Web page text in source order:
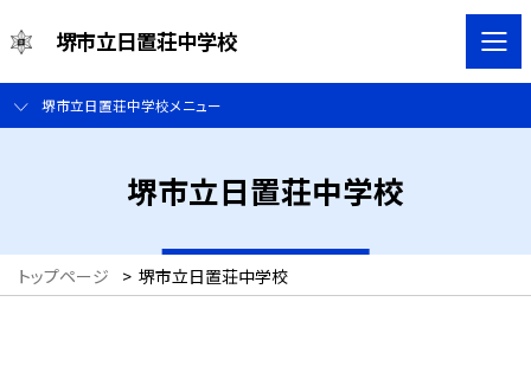
堺市立日置荘中学校
堺市立日置荘中学校メニュー
堺市立日置荘中学校
トップページ > 堺市立日置荘中学校